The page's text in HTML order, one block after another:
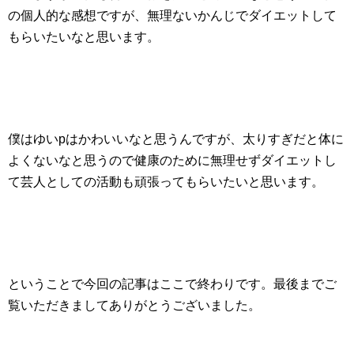
の個人的な感想ですが、無理ないかんじでダイエットして
もらいたいなと思います。
僕はゆいpはかわいいなと思うんですが、太りすぎだと体に
よくないなと思うので健康のために無理せずダイエットし
て芸人としての活動も頑張ってもらいたいと思います。
ということで今回の記事はここで終わりです。最後までご
覧いただきましてありがとうございました。